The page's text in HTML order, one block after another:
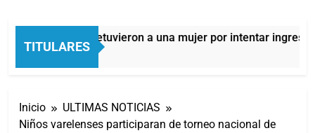
TITULARES
Quilmes: detuvieron a una mujer por intentar
3 Horas Atrás
Inicio
ULTIMAS NOTICIAS
Niños varelenses participaran de torneo nacional de